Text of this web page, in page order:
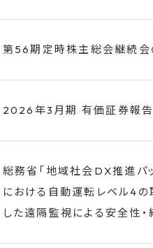
第56期定時株主総会継続会
2026年3月期 有価証券報
総務省「地域社会DX推進パ
における自動運転レベル4
した遠隔監視による安全性